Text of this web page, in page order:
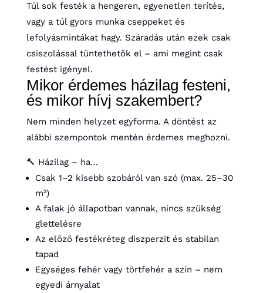
Túl sok festék a hengeren, egyenetlen terítés,
vagy a túl gyors munka cseppeket és
lefolyásmintákat hagy. Száradás után ezek csak
csiszolással tüntethetők el – ami megint csak
festést igényel.
Mikor érdemes házilag festeni,
és mikor hívj szakembert?
Nem minden helyzet egyforma. A döntést az
alábbi szempontok mentén érdemes meghozni.
🔨 Házilag – ha…
Csak 1–2 kisebb szobáról van szó (max. 25–30
m²)
A falak jó állapotban vannak, nincs szükség
glettelésre
Az előző festékréteg diszperzit és stabilan
tapad
Egységes fehér vagy törtfehér a szín – nem
egyedi árnyalat